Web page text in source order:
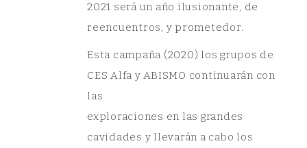
2021 será un año ilusionante, de
reencuentros, y prometedor.
Esta campaña (2020) los grupos de
CES Alfa y ABISMO continuarán con
las
exploraciones en las grandes
cavidades y llevarán a cabo los